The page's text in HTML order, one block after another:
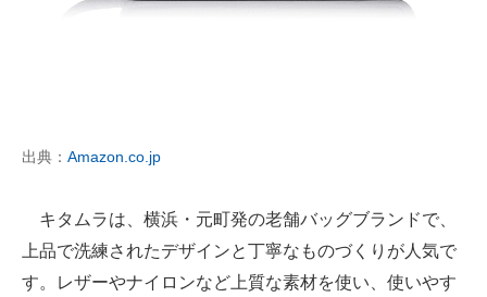
出典： Amazon.co.jp
キタムラは、横浜・元町発の老舗バッグブランドで、
上品で洗練されたデザインと丁寧なものづくりが人気で
す。レザーやナイロンなど上質な素材を使い、使いやす